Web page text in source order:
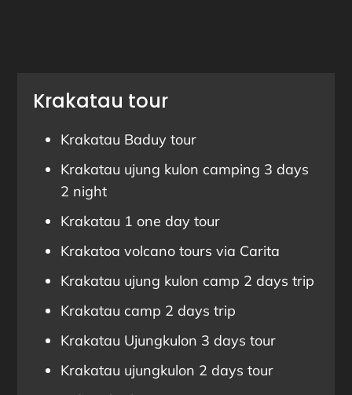
Krakatau tour
Krakatau Baduy tour
Krakatau ujung kulon camping 3 days
2 night
Krakatau 1 one day tour
Krakatoa volcano tours via Carita
Krakatau ujung kulon camp 2 days trip
Krakatau camp 2 days trip
Krakatau Ujungkulon 3 days tour
Krakatau ujungkulon 2 days tour